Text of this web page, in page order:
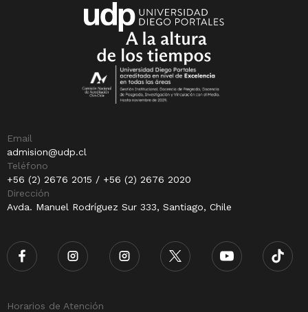
Email
admision@udp.cl
Teléfono
+56 (2) 2676 2015 / +56 (2) 2676 2020
Dirección
Avda. Manuel Rodríguez Sur 333, Santiago, Chile
Horarios de Atención